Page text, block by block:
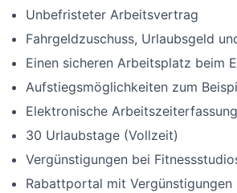
Unbefristeter Arbeitsvertrag
Fahrgeldzuschuss, Urlaubsgeld
Einen sicheren Arbeitsplatz beim
Aufstiegsmöglichkeiten zum
Elektronische Arbeitszeiterfassung
30 Urlaubstage (Vollzeit)
Vergünstigungen bei
Rabattportal mit